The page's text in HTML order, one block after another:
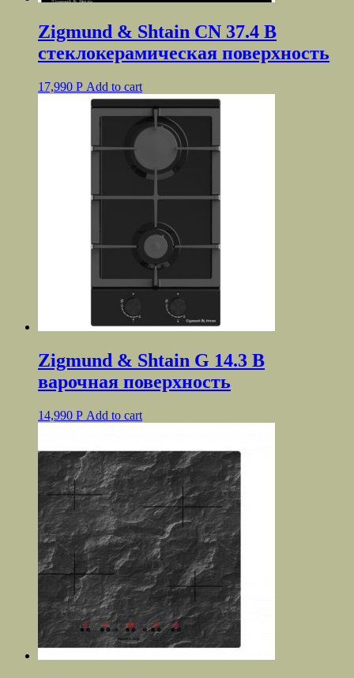
Zigmund & Shtain CN 37.4 B
стеклокерамическая поверхность
17,990 Р Add to cart
Zigmund & Shtain G 14.3 B
варочная поверхность
14,990 Р Add to cart